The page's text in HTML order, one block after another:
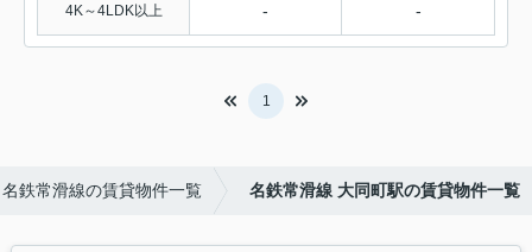
4K～4LDK以上 - -
1
名鉄常滑線の賃貸物件一覧 名鉄常滑線 大同町駅の賃貸物件一覧